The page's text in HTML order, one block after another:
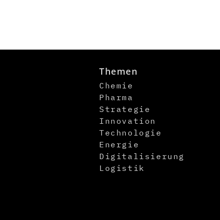
Themen
Chemie
Pharma
Strategie
Innovation
Technologie
Energie
Digitalisierung
Logistik